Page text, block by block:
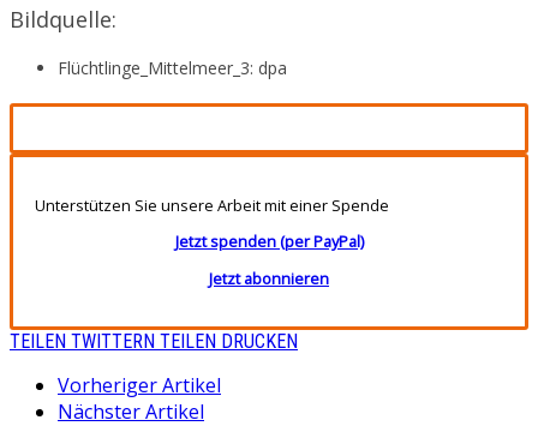
Bildquelle:
Flüchtlinge_Mittelmeer_3: dpa
Unterstützen Sie unsere Arbeit mit einer Spende
Jetzt spenden (per PayPal)
Jetzt abonnieren
TEILEN TWITTERN TEILEN DRUCKEN
Vorheriger Artikel
Nächster Artikel